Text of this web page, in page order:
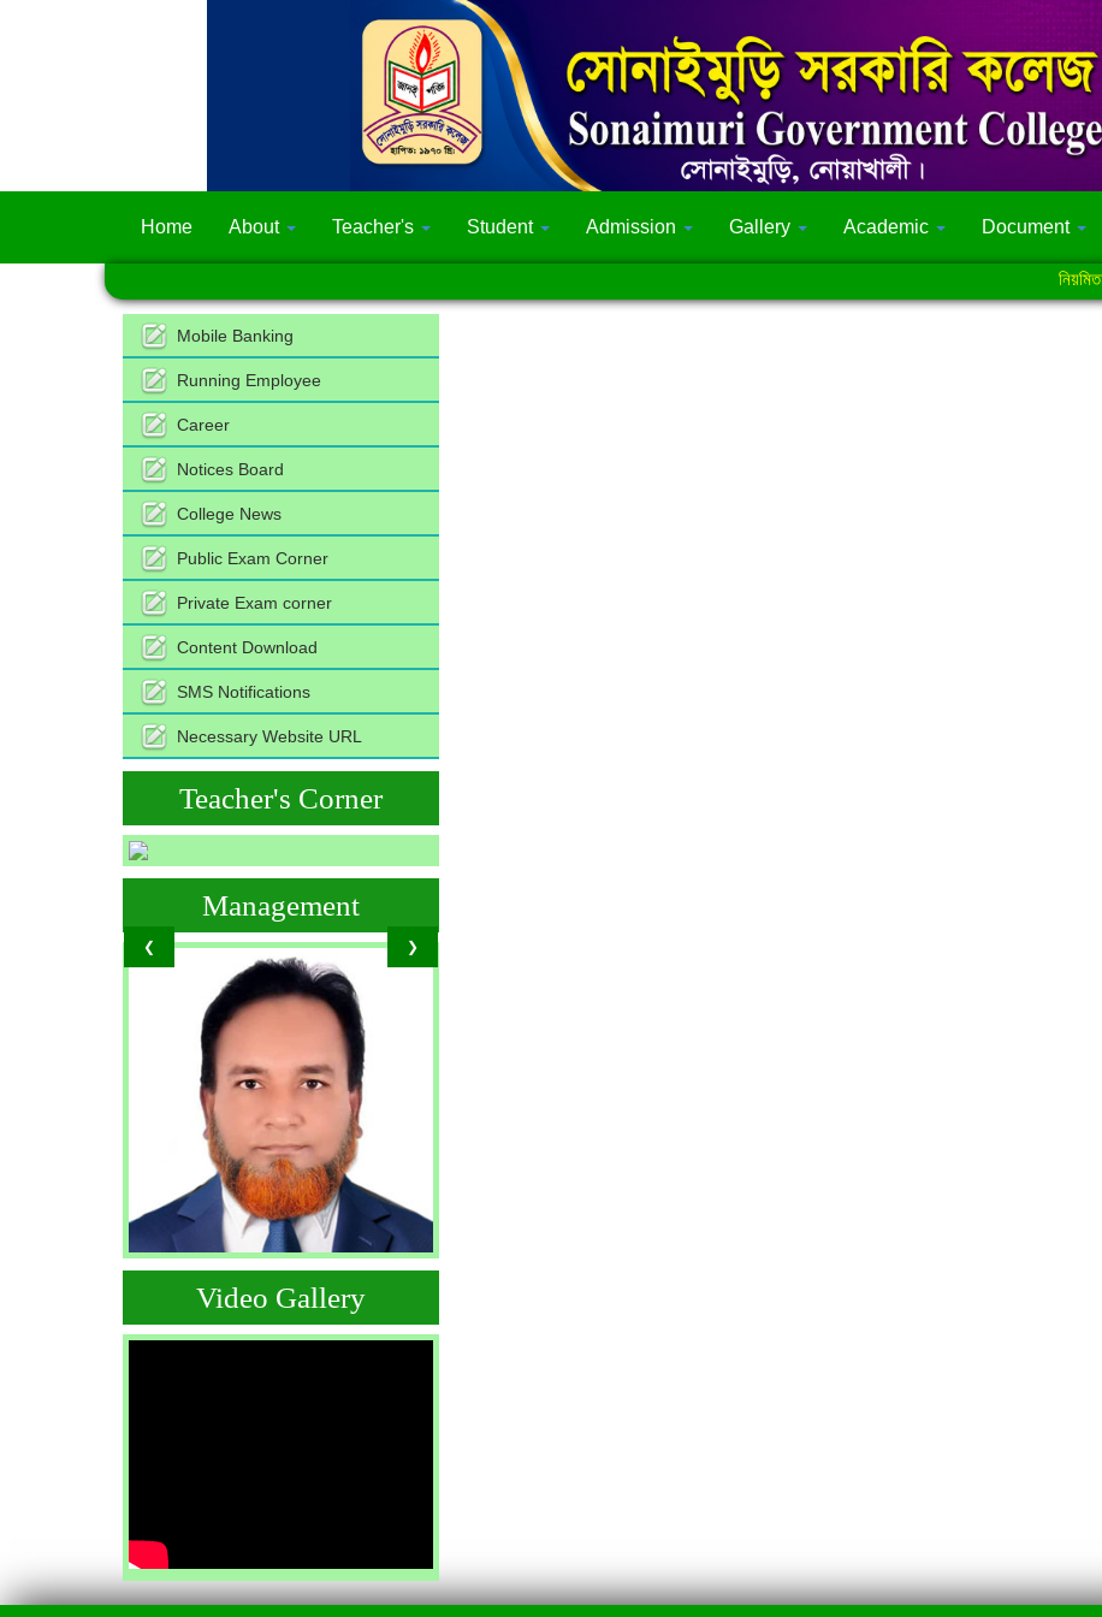
Home About Teacher's Student Admission Gallery Academic Document
নিয়মিত
Mobile Banking
Running Employee
Career
Notices Board
College News
Public Exam Corner
Private Exam corner
Content Download
SMS Notifications
Necessary Website URL
Teacher's Corner
❮ ❯
Management
Video Gallery